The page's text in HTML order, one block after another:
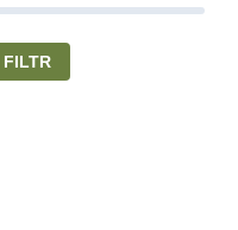
FILTR